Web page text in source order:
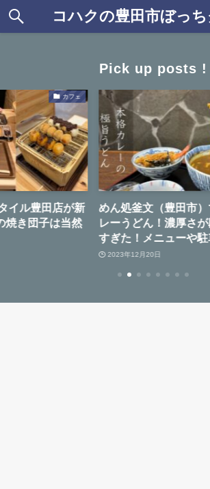
コハクの豊田市ぼっち
Pick up posts !
カフェ
田店が新
は当然
めん処釜文（豊田市）でラン
レーうどん！濃厚さが段違い
すぎた！メニューや駐車場、
アウト情報まとめ
2023年12月20日